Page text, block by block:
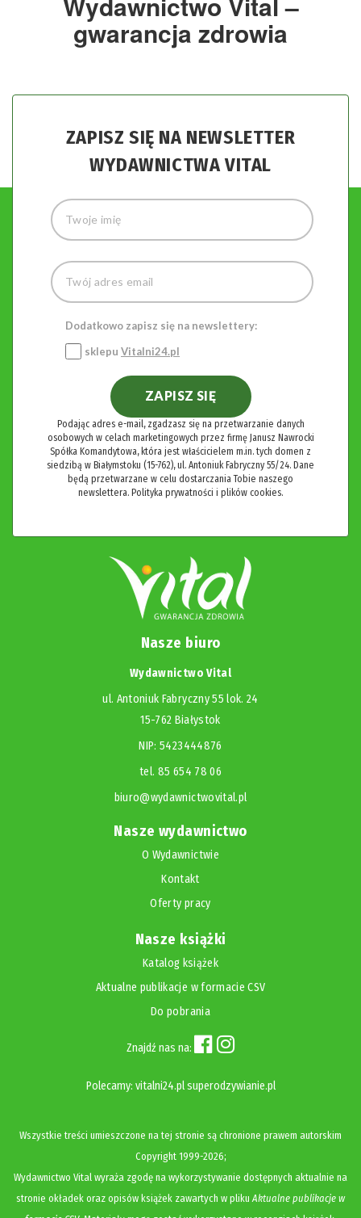
gwarancja zdrowia
ZAPISZ SIĘ NA NEWSLETTER
WYDAWNICTWA VITAL
Dodatkowo zapisz się na newslettery:
sklepu Vitalni24.pl
ZAPISZ SIĘ
Podając adres e-mail, zgadzasz się na przetwarzanie danych
osobowych w celach marketingowych przez firmę Janusz Nawrocki
Spółka Komandytowa, która jest właścicielem m.in. tych domen z
siedzibą w Białymstoku (15-762), ul. Antoniuk Fabryczny 55/24. Dane
będą przetwarzane w celu dostarczania Tobie naszego
newslettera. Polityka prywatności i plików cookies.
Nasze biuro
Wydawnictwo Vital
ul. Antoniuk Fabryczny 55 lok. 24
15-762 Białystok
NIP: 5423444876
tel. 85 654 78 06
biuro@wydawnictwovital.pl
Nasze wydawnictwo
O Wydawnictwie
Kontakt
Oferty pracy
Nasze książki
Katalog książek
Aktualne publikacje w formacie CSV
Do pobrania
Znajdź nas na:
Polecamy: vitalni24.pl superodzywianie.pl
Wszystkie treści umieszczone na tej stronie są chronione prawem autorskim
Copyright1999-2026;
Wydawnictwo Vital wyraża zgodę na wykorzystywanie dostępnych aktualnie na
stronie okładek oraz opisów książek zawartych w plikuAktualne publikacje w